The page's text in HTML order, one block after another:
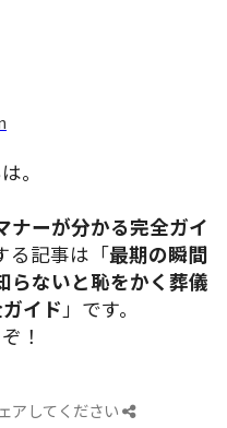
。
ナーが分かる完全ガイ
る記事は「最期の瞬間
ないと恥をかく葬儀
イド 」です。
！
アしてください